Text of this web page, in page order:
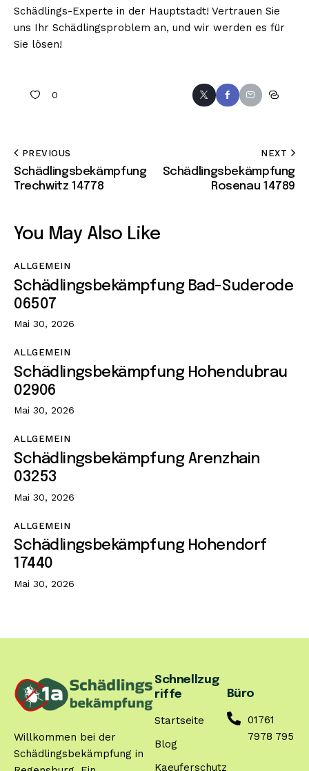
Schädlings-Experte in der Hauptstadt! Vertrauen Sie
uns Ihr Schädlingsproblem an, und wir werden es für
Sie lösen!
0
PREVIOUS
Schädlingsbekämpfung
Trechwitz 14778
NEXT
Schädlingsbekämpfung
Rosenau 14789
You May Also Like
ALLGEMEIN
Schädlingsbekämpfung Bad-Suderode
06507
Mai 30, 2026
ALLGEMEIN
Schädlingsbekämpfung Hohendubrau
02906
Mai 30, 2026
ALLGEMEIN
Schädlingsbekämpfung Arenzhain
03253
Mai 30, 2026
ALLGEMEIN
Schädlingsbekämpfung Hohendorf
17440
Mai 30, 2026
Willkommen bei der
Schädlingsbekämpfung in
Schnellzug
riffe
Startseite
Blog
Kaeuferschutz
Büro
01761
7978 795